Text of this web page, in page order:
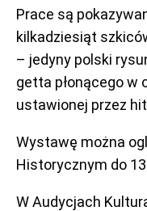
Prace są
kilkadziesiąt
– jedyny polski
getta płonącego w
ustawionej przez
Wystawę można
Historycznym do
W Audycjach